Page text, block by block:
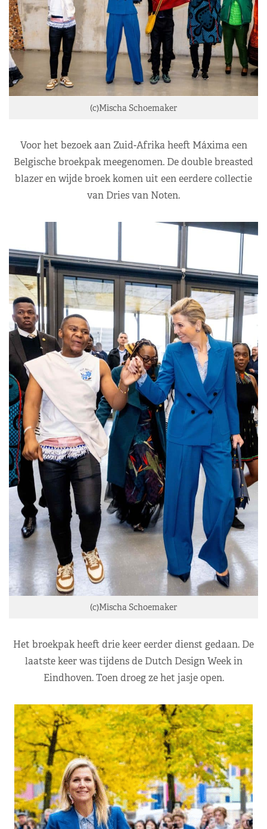
(c)Mischa Schoemaker
Voor het bezoek aan Zuid-Afrika heeft Máxima een
Belgische broekpak meegenomen. De double breasted
blazer en wijde broek komen uit een eerdere collectie
van Dries van Noten.
(c)Mischa Schoemaker
Het broekpak heeft drie keer eerder dienst gedaan. De
laatste keer was tijdens de Dutch Design Week in
Eindhoven. Toen droeg ze het jasje open.